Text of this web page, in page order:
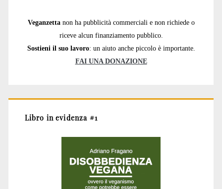
Veganzetta non ha pubblicità commerciali e non richiede o
riceve alcun finanziamento pubblico.
Sostieni il suo lavoro: un aiuto anche piccolo è importante.
FAI UNA DONAZIONE
Libro in evidenza #1